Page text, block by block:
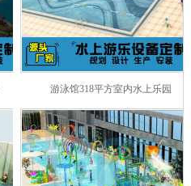
游泳馆318平方室内水上乐园